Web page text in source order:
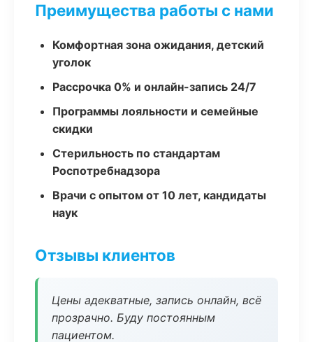
Преимущества работы с нами
Комфортная зона ожидания, детский
уголок
Рассрочка 0% и онлайн-запись 24/7
Программы лояльности и семейные
скидки
Стерильность по стандартам
Роспотребнадзора
Врачи с опытом от 10 лет, кандидаты
наук
Отзывы клиентов
Цены адекватные, запись онлайн, всё
прозрачно. Буду постоянным
пациентом.